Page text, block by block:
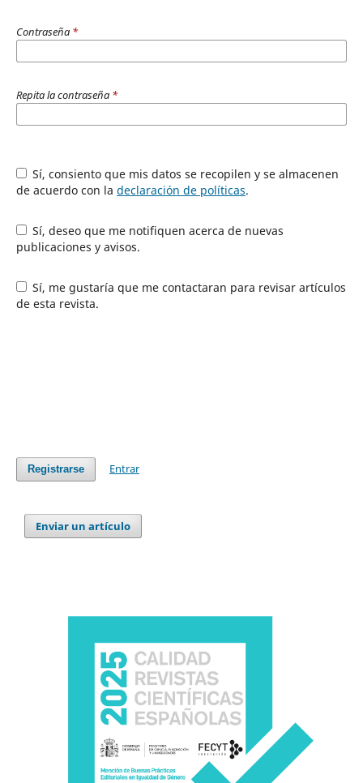
Contraseña *
Repita la contraseña *
Sí, consiento que mis datos se recopilen y se almacenen
de acuerdo con la declaración de políticas.
Sí, deseo que me notifiquen acerca de nuevas
publicaciones y avisos.
Sí, me gustaría que me contactaran para revisar artículos
de esta revista.
Registrarse Entrar
Enviar un artículo